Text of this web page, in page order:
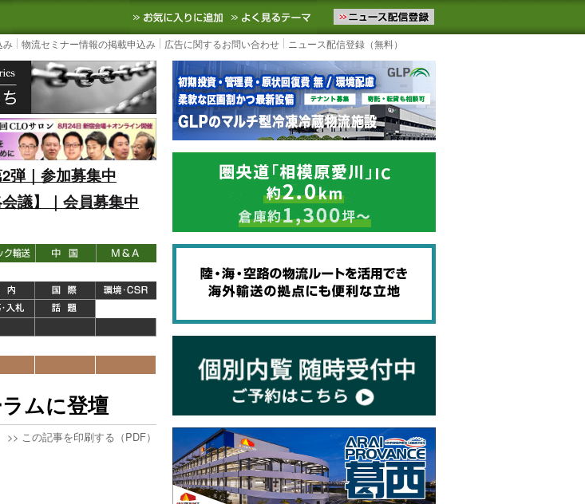
ュースサイト
3PL, SCMなど国内外の最新の物流ニュースをお届けします。物流ニュースメール配信を登録す
お気に入りに追加 よく見るテーマ
み 物流セミナー情報の掲載申込み 広告に関するお問い合わせ ニュース配信登録（無料）
弾｜参加募集中
議】｜会員募集中
ムに登壇
>> この記事を印刷する（PDF）